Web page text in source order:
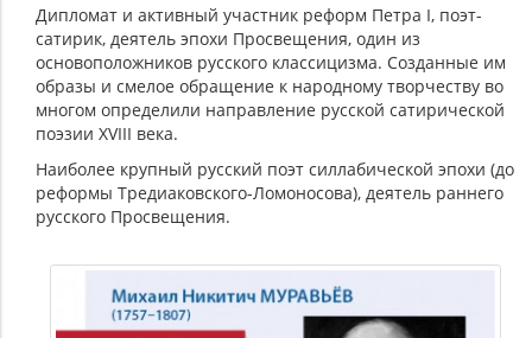
Дипломат и активный участник реформ Петра I, поэт-
сатирик, деятель эпохи Просвещения, один из
основоположников русского классицизма. Созданные им
образы и смелое обращение к народному творчеству во
многом определили направление русской сатирической
поэзии XVIII века.
Наиболее крупный русский поэт силлабической эпохи (до
реформы Тредиаковского-Ломоносова), деятель раннего
русского Просвещения.